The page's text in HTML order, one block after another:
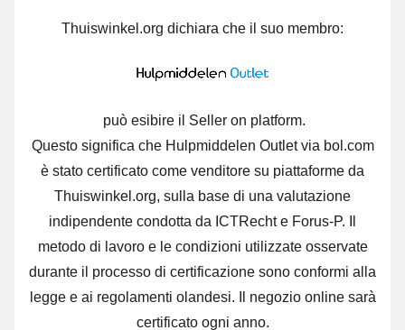
Thuiswinkel.org dichiara che il suo membro:
può esibire il Seller on platform.
Questo significa che Hulpmiddelen Outlet via bol.com
è stato certificato come venditore su piattaforme da
Thuiswinkel.org, sulla base di una valutazione
indipendente condotta da ICTRecht e Forus-P. Il
metodo di lavoro e le condizioni utilizzate osservate
durante il processo di certificazione sono conformi alla
legge e ai regolamenti olandesi. Il negozio online sarà
certificato ogni anno.